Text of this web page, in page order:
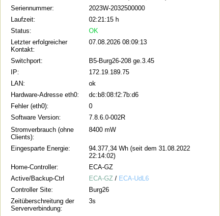
Seriennummer:
2023W-2032500000
Laufzeit:
02:21:15 h
Status:
OK
Letzter erfolgreicher
Kontakt:
07.08.2026 08:09:13
Switchport:
B5-Burg26-208 ge.3.45
IP:
172.19.189.75
LAN:
ok
Hardware-Adresse eth0:
dc:b8:08:f2:7b:d6
Fehler (eth0):
0
Software Version:
7.8.6.0-002R
Stromverbrauch (ohne
Clients):
8400 mW
Eingesparte Energie:
94.377,34 Wh (seit dem 31.08.2022
22:14:02)
Home-Controller:
ECA-GZ
Active/Backup-Ctrl
ECA-GZ / ECA-UdL6
Controller Site:
Burg26
Zeitüberschreitung der
Serververbindung:
3s